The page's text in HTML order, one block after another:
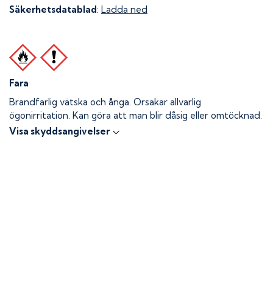
Säkerhetsdatablad: Ladda ned
Fara
Brandfarlig vätska och ånga. Orsakar allvarlig
ögonirritation. Kan göra att man blir dåsig eller omtöcknad.
Visa skyddsangivelser